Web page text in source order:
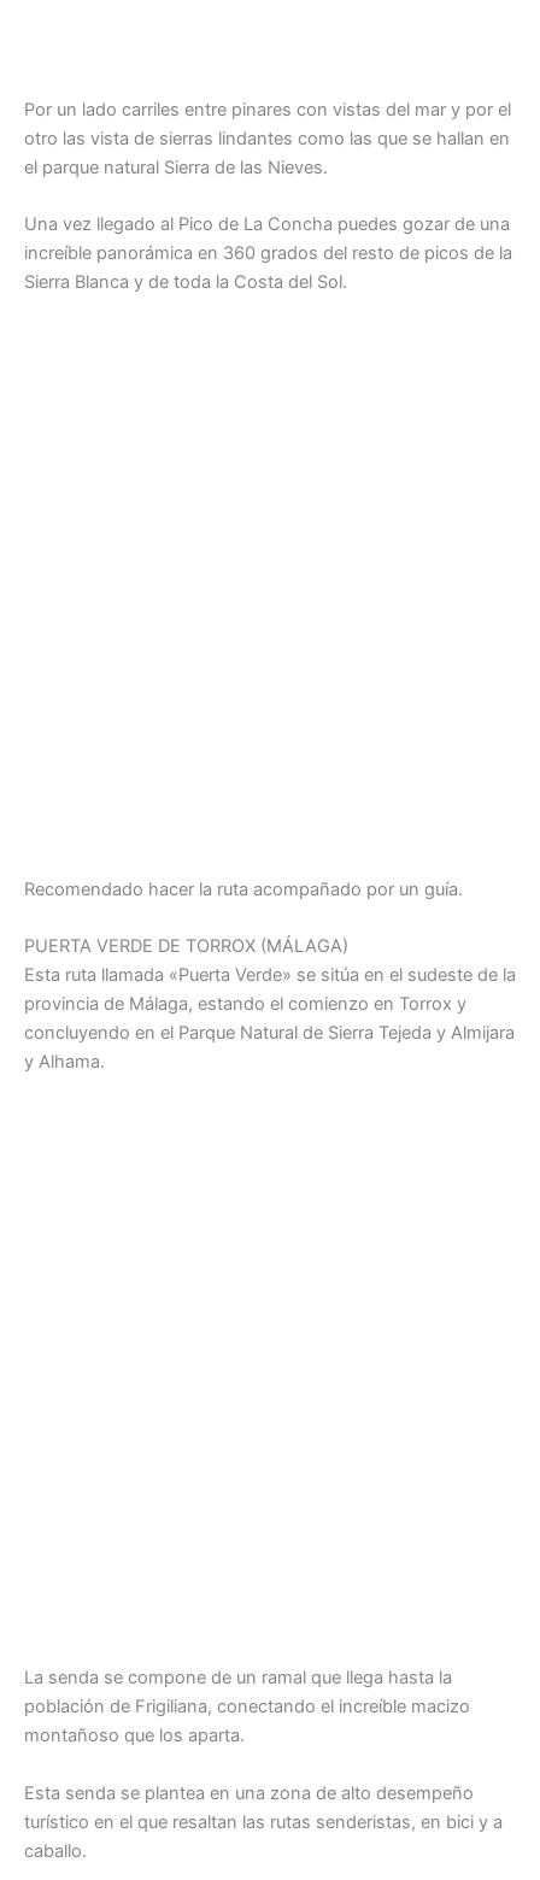
Por un lado carriles entre pinares con vistas del mar y por el
otro las vista de sierras lindantes como las que se hallan en
el parque natural Sierra de las Nieves.
Una vez llegado al Pico de La Concha puedes gozar de una
increíble panorámica en 360 grados del resto de picos de la
Sierra Blanca y de toda la Costa del Sol.
Recomendado hacer la ruta acompañado por un guía.
PUERTA VERDE DE TORROX (MÁLAGA)
Esta ruta llamada «Puerta Verde» se sitúa en el sudeste de la
provincia de Málaga, estando el comienzo en Torrox y
concluyendo en el Parque Natural de Sierra Tejeda y Almijara
y Alhama.
La senda se compone de un ramal que llega hasta la
población de Frigiliana, conectando el increíble macizo
montañoso que los aparta.
Esta senda se plantea en una zona de alto desempeño
turístico en el que resaltan las rutas senderistas, en bici y a
caballo.